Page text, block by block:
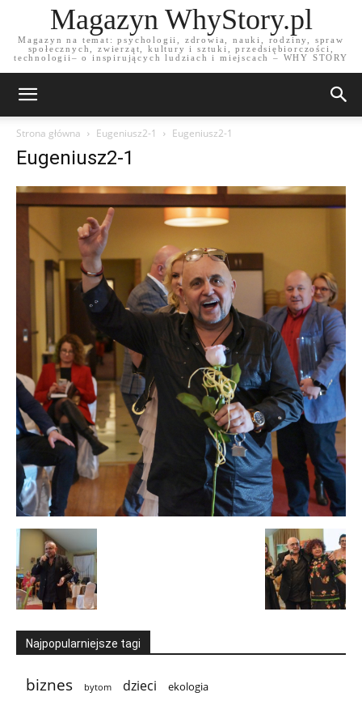
Magazyn WhyStory.pl
Magazyn na temat: psychologii, zdrowia, nauki, rodziny, spraw
społecznych, zwierząt, kultury i sztuki, przedsiębiorczości,
technologii– o inspirujących ludziach i miejscach – WHY STORY
Strona główna Eugeniusz2-1 Eugeniusz2-1
Eugeniusz2-1
Najpopularniejsze tagi
biznes bytom dzieci ekologia